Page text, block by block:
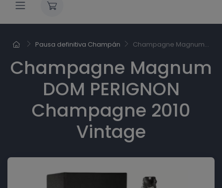
Pausa definitiva Champán Champagne Magnum...
Champagne Magnum
DOM PERIGNON
Champagne 2010
Vintage